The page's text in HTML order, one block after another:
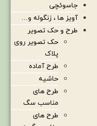
جاسوئچی
آویز ها ، زنگوله و…
طرح و حک تصویر
حک تصویر روی
پلاک
طرح آماده
حاشیه
طرح های
مناسب سگ
طرح های